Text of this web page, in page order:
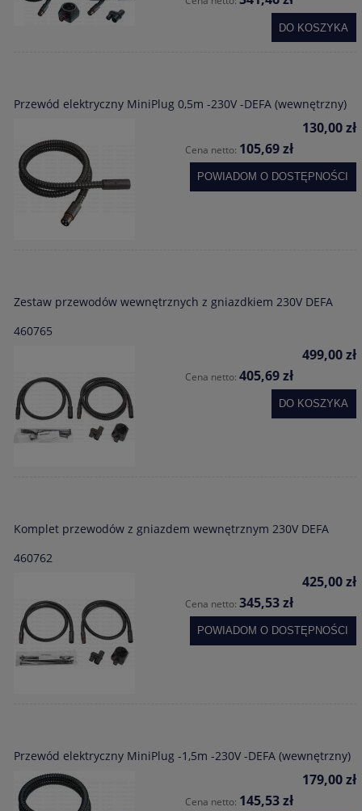
DO KOSZYKA
Przewód elektryczny MiniPlug 0,5m -230V -DEFA (wewnętrzny)
130,00 zł
Cena netto: 105,69 zł
POWIADOM O DOSTĘPNOŚCI
Zestaw przewodów wewnętrznych z gniazdkiem 230V DEFA
460765
499,00 zł
Cena netto: 405,69 zł
DO KOSZYKA
Komplet przewodów z gniazdem wewnętrznym 230V DEFA
460762
425,00 zł
Cena netto: 345,53 zł
POWIADOM O DOSTĘPNOŚCI
Przewód elektryczny MiniPlug -1,5m -230V -DEFA (wewnętrzny)
179,00 zł
Cena netto: 145,53 zł